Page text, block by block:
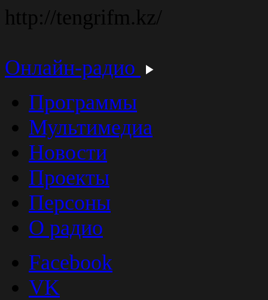
http://tengrifm.kz/
Онлайн-радио
Программы
Мультимедиа
Новости
Проекты
Персоны
О радио
Facebook
VK